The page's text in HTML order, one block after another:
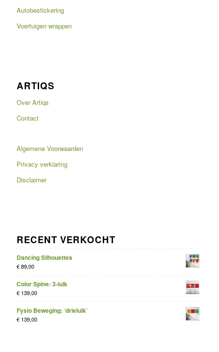
Autobestickering
Voertuigen wrappen
ARTIQS
Over Artiqs
Contact
Algemene Voorwaarden
Privacy verklaring
Disclaimer
RECENT VERKOCHT
Dancing Silhouettes
€89,00
Color Spine: 3-luik
€139,00
Fysio Beweging: ‘drieluik’
€139,00